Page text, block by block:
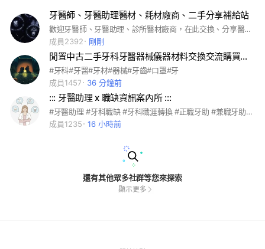
牙醫師、牙醫助理醫材、耗材廠商、二手分享補給站
歡迎牙醫師、牙醫助理、診所醫材廠商，在此交換、分享醫材相關資訊
成員2392
剛剛
閒置中古二手牙科牙醫器械儀器材料交換交流購買租借團購牙材器械
#牙科#牙醫#牙材#器械#牙齒#口罩#牙
成員1457
36 分鐘前
::: 牙醫助理 x 職缺資訊案內所 :::
#牙醫助理 #牙科職缺 #牙科職涯轉換 #正職牙助 #兼職牙助 #支援牙助 #牙助 #牙助課程資訊分享討論
成員1235
16 小時前
還有其他眾多社群等您來探索
顯示更多